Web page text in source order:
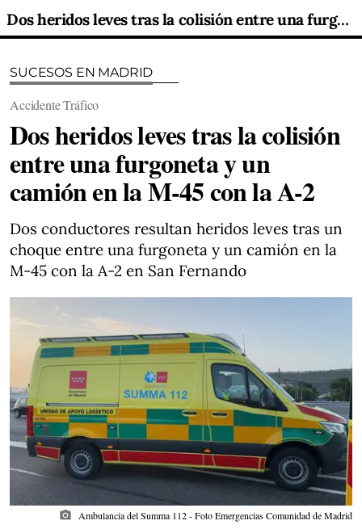
Dos heridos leves tras la colisión entre una furgoneta y un camión en la M-45 con la A-2
SUCESOS EN MADRID
Accidente Tráfico
Dos heridos leves tras la colisión
entre una furgoneta y un
camión en la M-45 con la A-2
Dos conductores resultan heridos leves tras un
choque entre una furgoneta y un camión en la
M-45 con la A-2 en San Fernando
photo_camera Ambulancia del Summa 112 - Foto Emergencias Comunidad de Madrid